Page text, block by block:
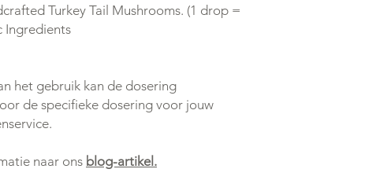
Turkey Tail Mushrooms. (1 drop =
Ingredients
het gebruik kan de dosering
de specifieke dosering voor jouw
naar ons blog-artikel.